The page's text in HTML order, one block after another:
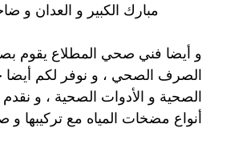
مبارك الكبير و العدان و
و أيضا فني صحي المطلاع يقوم
الصرف الصحي ، و نوفر لكم أيضا
الصحية و الأدوات الصحية ، و
أنواع مضخات المياه مع تركيبها و